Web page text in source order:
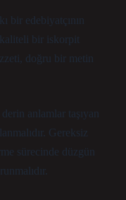
bir edebiyatçının
bir iskorpit
doğru bir metin
anlamlar taşıyan
Gereksiz
sürecinde düzgün